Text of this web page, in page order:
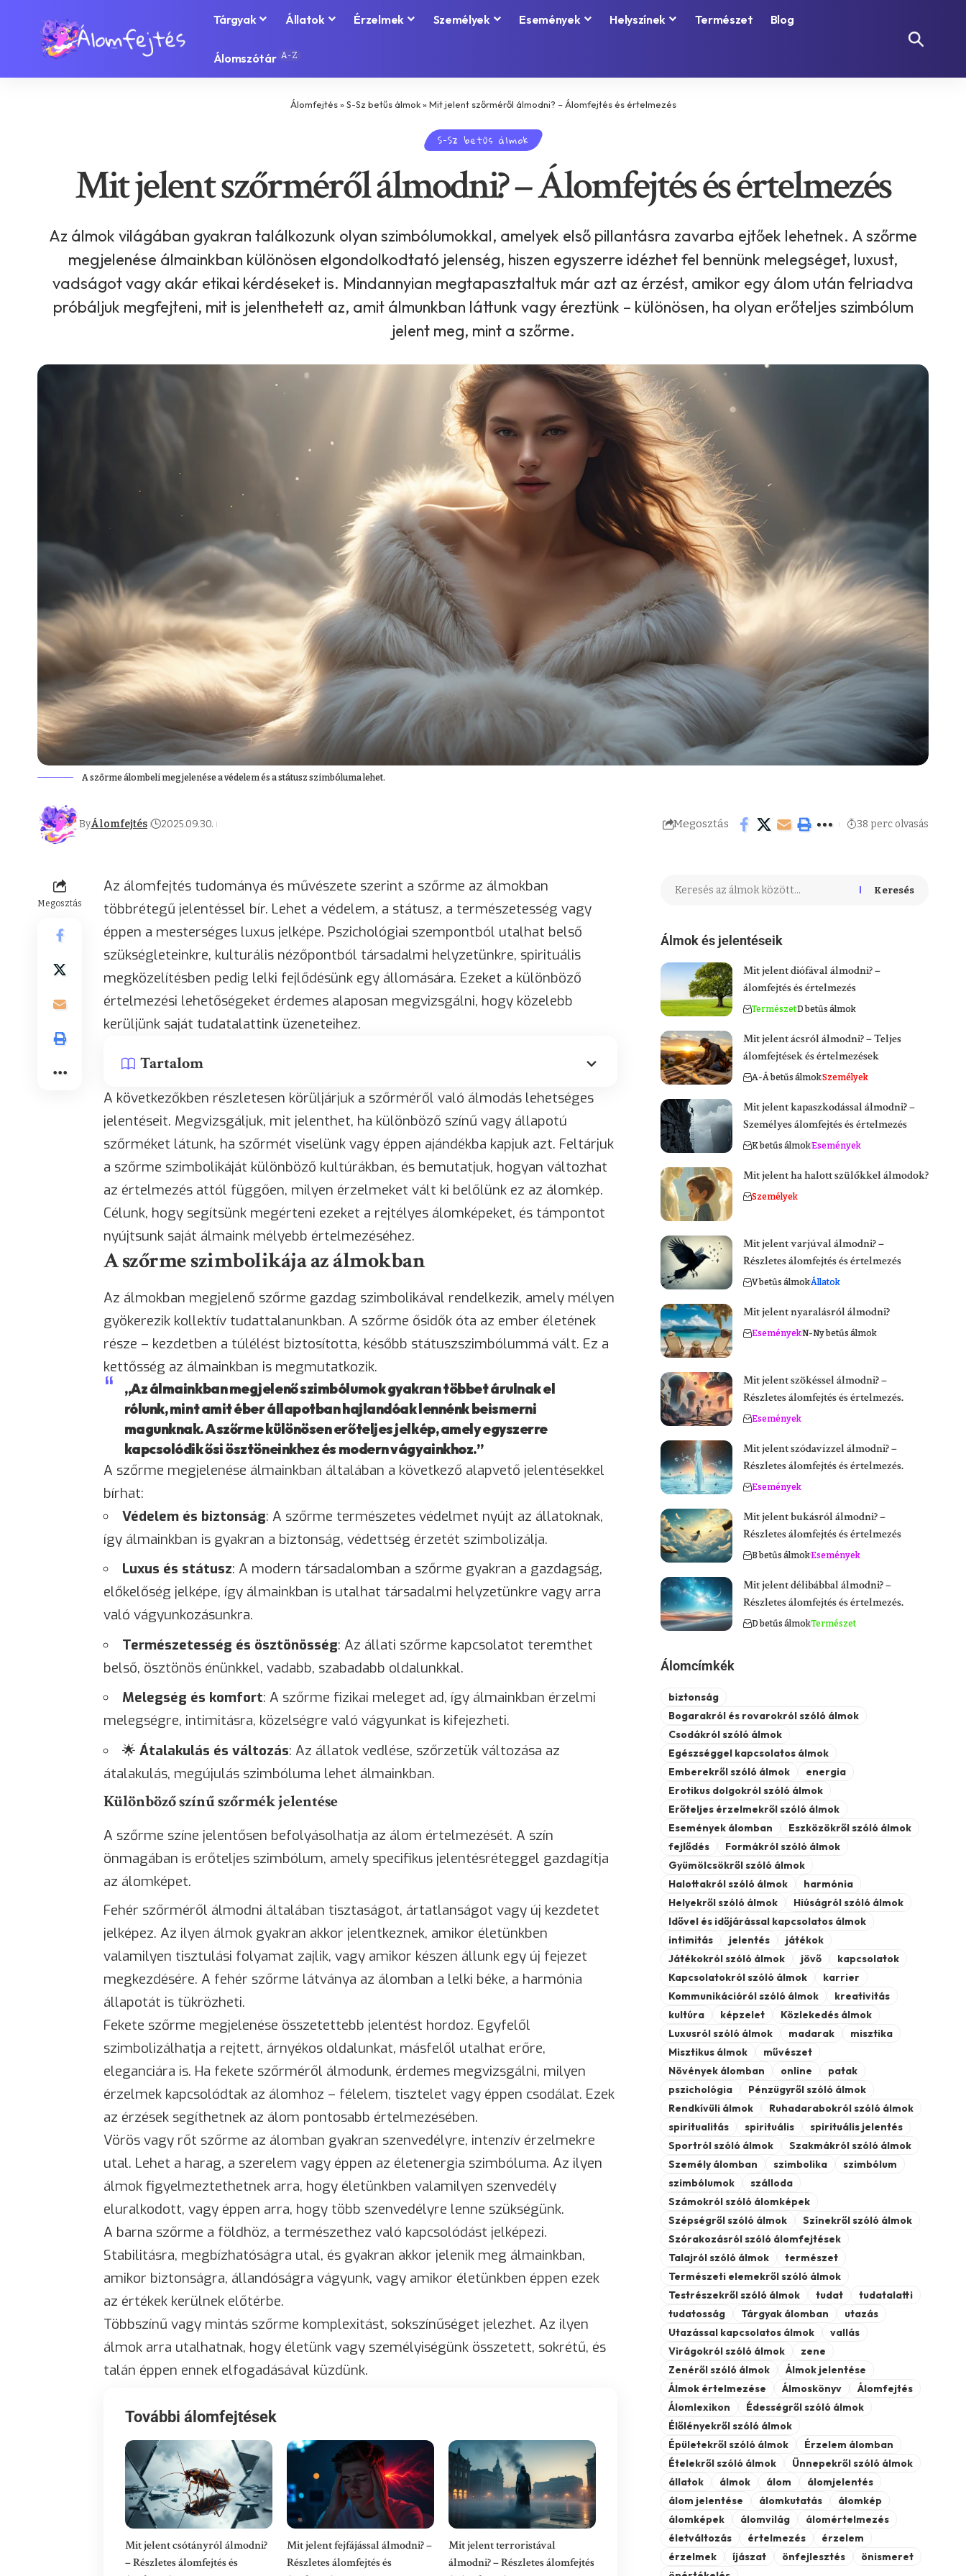
Tárgyak Állatok Érzelmek Személyek Események Helyszínek Természet Blog
Álomszótár A-Z
Álomfejtés»S-Sz betűs álmok»Mit jelent szőrméről álmodni? – Álomfejtés és értelmezés
S-Sz betűs álmok
Mit jelent szőrméről álmodni? – Álomfejtés és értelmezés
Az álmok világában gyakran találkozunk olyan szimbólumokkal, amelyek első pillantásra zavarba ejtőek lehetnek. A szőrme
megjelenése álmainkban különösen elgondolkodtató jelenség, hiszen egyszerre idézhet fel bennünk melegséget, luxust,
vadságot vagy akár etikai kérdéseket is. Mindannyian megtapasztaltuk már azt az érzést, amikor egy álom után felriadva
próbáljuk megfejteni, mit is jelenthetett az, amit álmunkban láttunk vagy éreztünk – különösen, ha olyan erőteljes szimbólum
jelent meg, mint a szőrme.
A szőrme álombeli megjelenése a védelem és a státusz szimbóluma lehet.
ByÁlomfejtés 2025.09.30. Megosztás 38 perc olvasás
Megosztás
Az álomfejtés tudománya és művészete szerint a szőrme az álmokban
többrétegű jelentéssel bír. Lehet a védelem, a státusz, a természetesség vagy
éppen a mesterséges luxus jelképe. Pszichológiai szempontból utalhat belső
szükségleteinkre, kulturális nézőpontból társadalmi helyzetünkre, spirituális
megközelítésben pedig lelki fejlődésünk egy állomására. Ezeket a különböző
értelmezési lehetőségeket érdemes alaposan megvizsgálni, hogy közelebb
kerüljünk saját tudatalattink üzeneteihez.
Tartalom
A következőkben részletesen körüljárjuk a szőrméről való álmodás lehetséges
jelentéseit. Megvizsgáljuk, mit jelenthet, ha különböző színű vagy állapotú
szőrméket látunk, ha szőrmét viselünk vagy éppen ajándékba kapjuk azt. Feltárjuk
a szőrme szimbolikáját különböző kultúrákban, és bemutatjuk, hogyan változhat
az értelmezés attól függően, milyen érzelmeket vált ki belőlünk ez az álomkép.
Célunk, hogy segítsünk megérteni ezeket a rejtélyes álomképeket, és támpontot
nyújtsunk saját álmaink mélyebb értelmezéséhez.
A szőrme szimbolikája az álmokban
Az álmokban megjelenő szőrme gazdag szimbolikával rendelkezik, amely mélyen
gyökerezik kollektív tudattalanunkban. A szőrme ősidők óta az ember életének
része – kezdetben a túlélést biztosította, később státuszszimbólummá vált. Ez a
kettősség az álmainkban is megmutatkozik.
„Az álmainkban megjelenő szimbólumok gyakran többet árulnak el
rólunk, mint amit éber állapotban hajlandóak lennénk beismerni
magunknak. A szőrme különösen erőteljes jelkép, amely egyszerre
kapcsolódik ősi ösztöneinkhez és modern vágyainkhoz.”
A szőrme megjelenése álmainkban általában a következő alapvető jelentésekkel
bírhat:
Védelem és biztonság: A szőrme természetes védelmet nyújt az állatoknak,
így álmainkban is gyakran a biztonság, védettség érzetét szimbolizálja.
Luxus és státusz: A modern társadalomban a szőrme gyakran a gazdagság,
előkelőség jelképe, így álmainkban is utalhat társadalmi helyzetünkre vagy arra
való vágyunkozásunkra.
Természetesség és ösztönösség: Az állati szőrme kapcsolatot teremthet
belső, ösztönös énünkkel, vadabb, szabadabb oldalunkkal.
Melegség és komfort: A szőrme fizikai meleget ad, így álmainkban érzelmi
melegségre, intimitásra, közelségre való vágyunkat is kifejezheti.
🌟 Átalakulás és változás: Az állatok vedlése, szőrzetük változása az
átalakulás, megújulás szimbóluma lehet álmainkban.
Különböző színű szőrmék jelentése
A szőrme színe jelentősen befolyásolhatja az álom értelmezését. A szín
önmagában is erőteljes szimbólum, amely specifikus jelentésréteggel gazdagítja
az álomképet.
Fehér szőrméről álmodni általában tisztaságot, ártatlanságot vagy új kezdetet
jelképez. Az ilyen álmok gyakran akkor jelentkeznek, amikor életünkben
valamilyen tisztulási folyamat zajlik, vagy amikor készen állunk egy új fejezet
megkezdésére. A fehér szőrme látványa az álomban a lelki béke, a harmónia
állapotát is tükrözheti.
Fekete szőrme megjelenése összetettebb jelentést hordoz. Egyfelől
szimbolizálhatja a rejtett, árnyékos oldalunkat, másfelől utalhat erőre,
eleganciára is. Ha fekete szőrméről álmodunk, érdemes megvizsgálni, milyen
érzelmek kapcsolódtak az álomhoz – félelem, tisztelet vagy éppen csodálat. Ezek
az érzések segíthetnek az álom pontosabb értelmezésében.
Vörös vagy rőt szőrme az álomban gyakran szenvedélyre, intenzív érzelmekre
utal. Lehet a harag, a szerelem vagy éppen az életenergia szimbóluma. Az ilyen
álmok figyelmeztethetnek arra, hogy életünkben valamilyen szenvedély
eluralkodott, vagy éppen arra, hogy több szenvedélyre lenne szükségünk.
A barna szőrme a földhöz, a természethez való kapcsolódást jelképezi.
Stabilitásra, megbízhatóságra utal, és gyakran akkor jelenik meg álmainkban,
amikor biztonságra, állandóságra vágyunk, vagy amikor életünkben éppen ezek
az értékek kerülnek előtérbe.
Többszínű vagy mintás szőrme komplexitást, sokszínűséget jelezhet. Az ilyen
álmok arra utalhatnak, hogy életünk vagy személyiségünk összetett, sokrétű, és
talán éppen ennek elfogadásával küzdünk.
További álomfejtések
Mit jelent csótányról álmodni?
– Részletes álomfejtés és
Mit jelent fejfájással álmodni? –
Részletes álomfejtés és
Mit jelent terroristával
álmodni? – Részletes álomfejtés
Keresés
Álmok és jelentéseik
Mit jelent diófával álmodni? –
álomfejtés és értelmezés
TermészetD betűs álmok
Mit jelent ácsról álmodni? – Teljes
álomfejtések és értelmezések
A-Á betűs álmokSzemélyek
Mit jelent kapaszkodással álmodni? –
Személyes álomfejtés és értelmezés
K betűs álmokEsemények
Mit jelent ha halott szülőkkel álmodok?
Személyek
Mit jelent varjúval álmodni? –
Részletes álomfejtés és értelmezés
V betűs álmokÁllatok
Mit jelent nyaralásról álmodni?
EseményekN-Ny betűs álmok
Mit jelent szökéssel álmodni? –
Részletes álomfejtés és értelmezés.
Események
Mit jelent szódavízzel álmodni? –
Részletes álomfejtés és értelmezés.
Események
Mit jelent bukásról álmodni? –
Részletes álomfejtés és értelmezés
B betűs álmokEsemények
Mit jelent délibábbal álmodni? –
Részletes álomfejtés és értelmezés.
D betűs álmokTermészet
Álomcímkék
biztonság
Bogarakról és rovarokról szóló álmok
Csodákról szóló álmok
Egészséggel kapcsolatos álmok
Emberekről szóló álmok
energia
Erotikus dolgokról szóló álmok
Erőteljes érzelmekről szóló álmok
Események álomban
Eszközökről szóló álmok
fejlődés
Formákról szóló álmok
Gyümölcsökről szóló álmok
Halottakról szóló álmok
harmónia
Helyekről szóló álmok
Hiúságról szóló álmok
Idővel és időjárással kapcsolatos álmok
intimitás
jelentés
játékok
Játékokról szóló álmok
jövő
kapcsolatok
Kapcsolatokról szóló álmok
karrier
Kommunikációról szóló álmok
kreativitás
kultúra
képzelet
Közlekedés álmok
Luxusról szóló álmok
madarak
misztika
Misztikus álmok
művészet
Növények álomban
online
patak
pszichológia
Pénzügyről szóló álmok
Rendkívüli álmok
Ruhadarabokról szóló álmok
spiritualitás
spirituális
spirituális jelentés
Sportról szóló álmok
Szakmákról szóló álmok
Személy álomban
szimbolika
szimbólum
szimbólumok
szálloda
Számokról szóló álomképek
Szépségről szóló álmok
Színekről szóló álmok
Szórakozásról szóló álomfejtések
Talajról szóló álmok
természet
Természeti elemekről szóló álmok
Testrészekről szóló álmok
tudat
tudatalatti
tudatosság
Tárgyak álomban
utazás
Utazással kapcsolatos álmok
vallás
Virágokról szóló álmok
zene
Zenéről szóló álmok
Álmok jelentése
Álmok értelmezése
Álmoskönyv
Álomfejtés
Álomlexikon
Édességről szóló álmok
Élőlényekről szóló álmok
Épületekről szóló álmok
Érzelem álomban
Ételekről szóló álmok
Ünnepekről szóló álmok
állatok
álmok álom
álomjelentés
álom jelentése
álomkutatás
álomkép
álomképek
álomvilág
álomértelmezés
életváltozás
értelmezés
érzelem
érzelmek
íjászat önfejlesztés
önismeret